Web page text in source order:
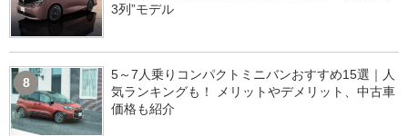
3列”モデル
8
5～7人乗りコンパクトミニバンおすすめ15選｜人
気ランキングも！ メリットやデメリット、中古車
価格も紹介